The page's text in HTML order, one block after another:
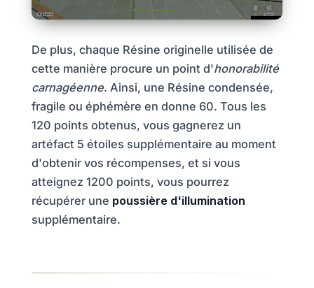
De plus, chaque Résine originelle utilisée de
cette manière procure un point d'honorabilité
carnagéenne. Ainsi, une Résine condensée,
fragile ou éphémère en donne 60. Tous les
120 points obtenus, vous gagnerez un
artéfact 5 étoiles supplémentaire au moment
d'obtenir vos récompenses, et si vous
atteignez 1200 points, vous pourrez
récupérer une poussière d'illumination
supplémentaire.